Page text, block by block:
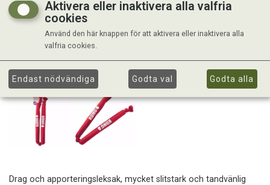
Drag och apporteringsleksak, mycket slitstark och tandvänlig
Aktivera eller inaktivera alla valfria
cookies
Använd den här knappen för att aktivera eller inaktivera alla
valfria cookies.
Endast nödvändiga Godta val Godta alla